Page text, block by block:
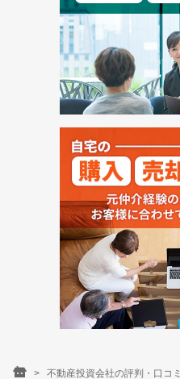
不動産投資会社の評判・口コミ